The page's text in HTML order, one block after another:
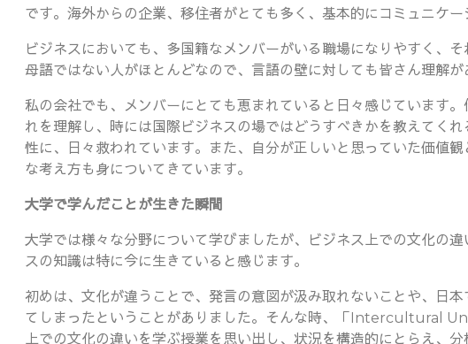
です。海外からの企業、移住者がとても多く、基本的にコミュニケー
ビジネスにおいても、多国籍なメンバーがいる職場になりやすく、
母語ではない人がほとんどなので、言語の壁に対しても皆さん理解が
私の会社でも、メンバーにとても恵まれていると日々感じています
れを理解し、時には国際ビジネスの場ではどうすべきかを教えてく
性に、日々救われています。また、自分が正しいと思っていた価値
な考え方も身についてきています。
大学で学んだことが生きた瞬間
大学では様々な分野について学びましたが、ビジネス上での文化の
スの知識は特に今に生きていると感じます。
初めは、文化が違うことで、発言の意図が汲み取れないことや、日
てしまったということがありました。そんな時、「Intercultural
上での文化の違いを学ぶ授業を思い出し、状況を構造的にとらえ、